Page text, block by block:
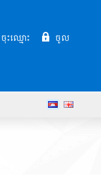
ចុះឈ្មោះ ចូល